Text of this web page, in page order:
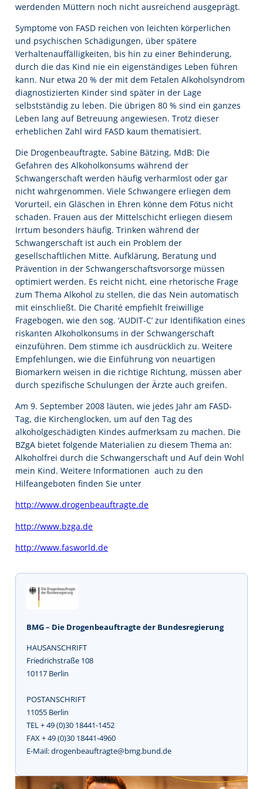
werdenden Müttern noch nicht ausreichend ausgeprägt.
Symptome von FASD reichen von leichten körperlichen
und psychischen Schädigungen, über spätere
Verhaltenauffälligkeiten, bis hin zu einer Behinderung,
durch die das Kind nie ein eigenständiges Leben führen
kann. Nur etwa 20 % der mit dem Fetalen Alkoholsyndrom
diagnostizierten Kinder sind später in der Lage
selbstständig zu leben. Die übrigen 80 % sind ein ganzes
Leben lang auf Betreuung angewiesen. Trotz dieser
erheblichen Zahl wird FASD kaum thematisiert.
Die Drogenbeauftragte, Sabine Bätzing, MdB: Die
Gefahren des Alkoholkonsums während der
Schwangerschaft werden häufig verharmlost oder gar
nicht wahrgenommen. Viele Schwangere erliegen dem
Vorurteil, ein Gläschen in Ehren könne dem Fötus nicht
schaden. Frauen aus der Mittelschicht erliegen diesem
Irrtum besonders häufig. Trinken während der
Schwangerschaft ist auch ein Problem der
gesellschaftlichen Mitte. Aufklärung, Beratung und
Prävention in der Schwangerschaftsvorsorge müssen
optimiert werden. Es reicht nicht, eine rhetorische Frage
zum Thema Alkohol zu stellen, die das Nein automatisch
mit einschließt. Die Charité empfiehlt freiwillige
Fragebogen, wie den sog. ‘AUDIT-C’ zur Identifikation eines
riskanten Alkoholkonsums in der Schwangerschaft
einzuführen. Dem stimme ich ausdrücklich zu. Weitere
Empfehlungen, wie die Einführung von neuartigen
Biomarkern weisen in die richtige Richtung, müssen aber
durch spezifische Schulungen der Ärzte auch greifen.
Am 9. September 2008 läuten, wie jedes Jahr am FASD-
Tag, die Kirchenglocken, um auf den Tag des
alkoholgeschädigten Kindes aufmerksam zu machen. Die
BZgA bietet folgende Materialien zu diesem Thema an:
Alkoholfrei durch die Schwangerschaft und Auf dein Wohl
mein Kind. Weitere Informationen  auch zu den
Hilfeangeboten finden Sie unter
http://www.drogenbeauftragte.de
http://www.bzga.de
http://www.fasworld.de
BMG – Die Drogenbeauftragte der Bundesregierung
HAUSANSCHRIFT
Friedrichstraße 108
10117 Berlin
POSTANSCHRIFT
11055 Berlin
TEL + 49 (0)30 18441-1452
FAX + 49 (0)30 18441-4960
E-Mail: drogenbeauftragte@bmg.bund.de